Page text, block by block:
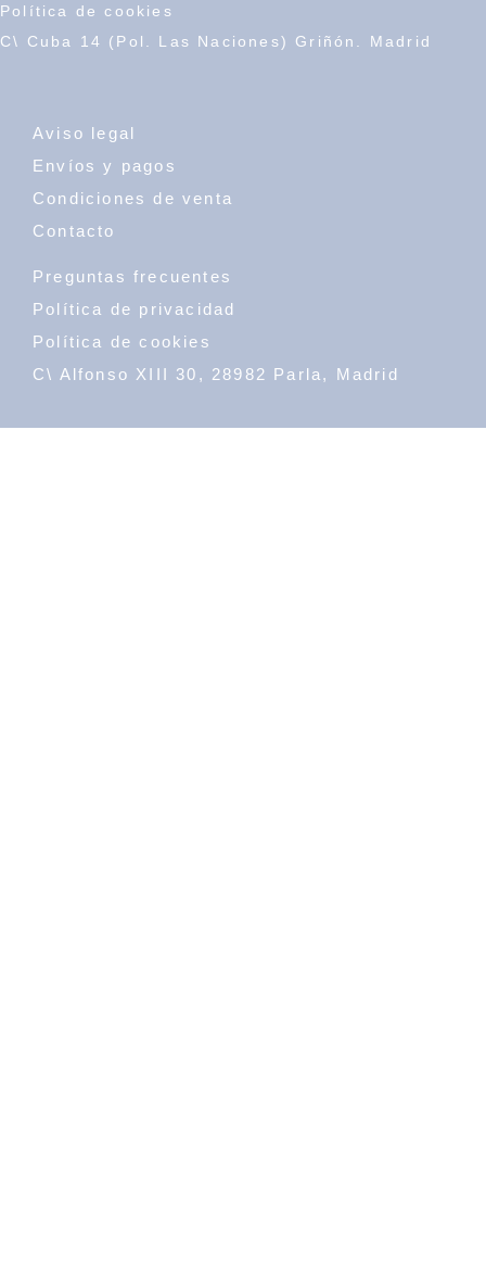
Política de cookies
C\ Cuba 14 (Pol. Las Naciones) Griñón. Madrid
Aviso legal
Envíos y pagos
Condiciones de venta
Contacto
Preguntas frecuentes
Política de privacidad
Política de cookies
C\ Alfonso XIII 30, 28982 Parla, Madrid